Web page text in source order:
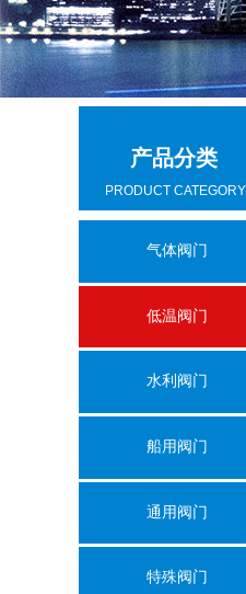
产品分类
PRODUCT CATEGORY
气体阀门
低温阀门
水利阀门
船用阀门
通用阀门
特殊阀门